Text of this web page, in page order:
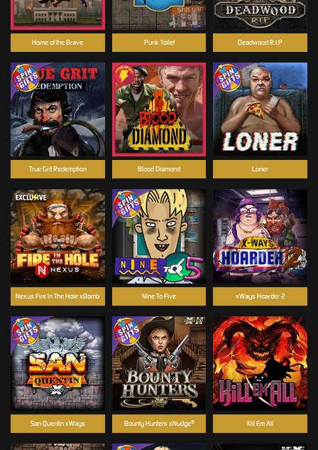
Kill Em All
Blood Diamond
Nexus Fire In The Hole xBomb
Home of the Brave Deadwood R.I.P
Loner
xWays Hoarder 2
Nine To Five
Bounty Hunters xNudge®
San Quentin xWays
Punk Toilet
True Grit Redemption